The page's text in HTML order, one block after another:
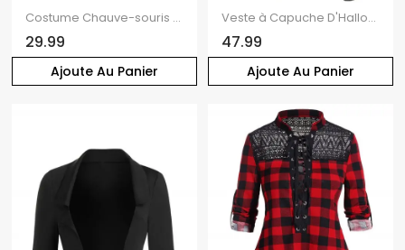
Ajoute Au Panier
Costume Chauve-souris à Capuche en Couleur Unie en Laine avec Haut
29.99
Ajoute Au Panier
Veste à Capuche D'Halloween Costume Irrégulier Chat à Manches Chauve-souris en Laine
47.99